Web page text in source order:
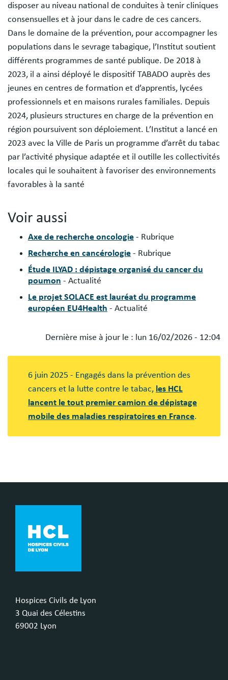
disposer au niveau national de conduites à tenir cliniques
consensuelles et à jour dans le cadre de ces cancers.
Dans le domaine de la prévention, pour accompagner les
populations dans le sevrage tabagique, l’Institut soutient
différents programmes de santé publique. De 2018 à
2023, il a ainsi déployé le dispositif TABADO auprès des
jeunes en centres de formation et d’apprentis, lycées
professionnels et en maisons rurales familiales. Depuis
2024, plusieurs structures en charge de la prévention en
région poursuivent son déploiement. L’Institut a lancé en
2023 avec la Ville de Paris un programme d’arrêt du tabac
par l’activité physique adaptée et il outille les collectivités
locales qui le souhaitent à favoriser des environnements
favorables à la santé
Voir aussi
Axe de recherche oncologie - Rubrique
Recherche en cancérologie - Rubrique
Étude ILYAD : dépistage organisé du cancer du
poumon - Actualité
Le projet SOLACE est lauréat du programme
européen EU4Health - Actualité
Dernière mise à jour le : lun 16/02/2026 - 12:04
6 juin 2025 - Engagés dans la prévention des
cancers et la lutte contre le tabac, les HCL
lancent le tout premier camion de dépistage
mobile des maladies respiratoires en France.
Hospices Civils de Lyon
3 Quai des Célestins
69002 Lyon